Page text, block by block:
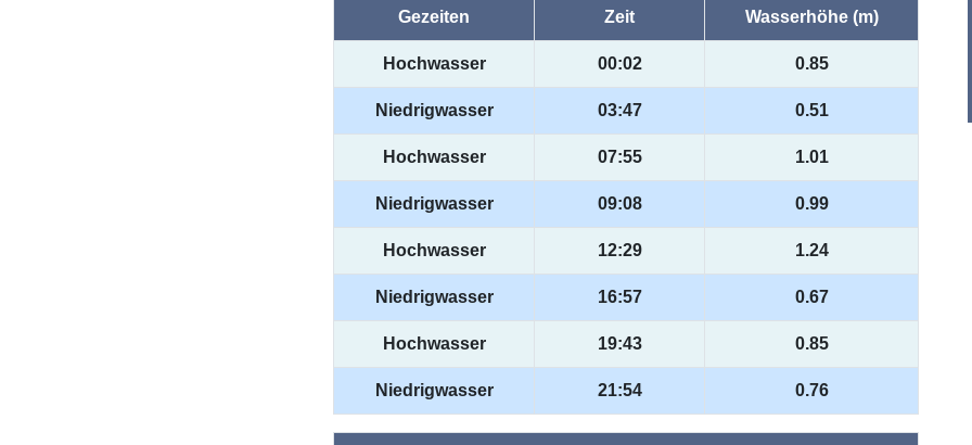
Gezeiten Zeit Wasserhöhe (m)
Hochwasser 00:02 0.85
Niedrigwasser 03:47 0.51
Hochwasser 07:55 1.01
Niedrigwasser 09:08 0.99
Hochwasser 12:29 1.24
Niedrigwasser 16:57 0.67
Hochwasser 19:43 0.85
Niedrigwasser 21:54 0.76